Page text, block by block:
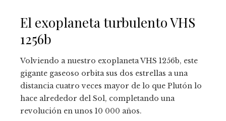
El exoplaneta turbulento VHS
1256b
Volviendo a nuestro exoplaneta VHS 1256b, este
gigante gaseoso orbita sus dos estrellas a una
distancia cuatro veces mayor de lo que Plutón lo
hace alrededor del Sol, completando una
revolución en unos 10 000 años.